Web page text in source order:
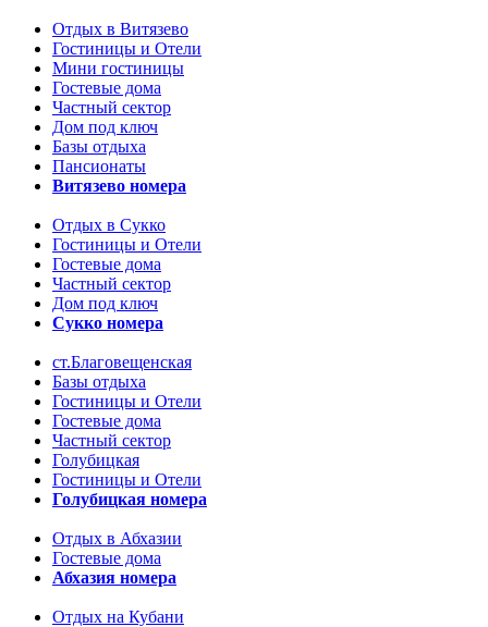
Отдых в Витязево
Гостиницы и Отели
Мини гостиницы
Гостевые дома
Частный сектор
Дом под ключ
Базы отдыха
Пансионаты
Витязево номера
Отдых в Сукко
Гостиницы и Отели
Гостевые дома
Частный сектор
Дом под ключ
Сукко номера
ст.Благовещенская
Базы отдыха
Гостиницы и Отели
Гостевые дома
Частный сектор
Голубицкая
Гостиницы и Отели
Голубицкая номера
Отдых в Абхазии
Гостевые дома
Абхазия номера
Отдых на Кубани